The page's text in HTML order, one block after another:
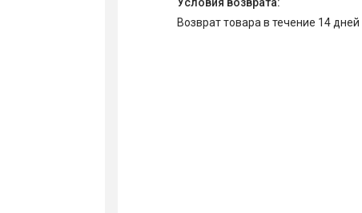
возврат товара в течение 14 дней